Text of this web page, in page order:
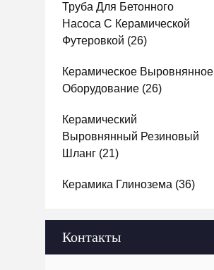
Труба Для Бетонного
Насоса С Керамической
Футеровкой (26)
Керамическое Выровнянное
Оборудование (26)
Керамический
Выровнянный Резиновый
Шланг (21)
Керамика Глинозема (36)
Контакты